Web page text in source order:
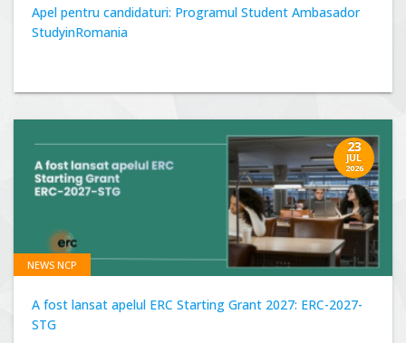
Apel pentru candidaturi: Programul Student Ambasador
StudyinRomania
23
JUL
2026
NEWS NCP
A fost lansat apelul ERC Starting Grant 2027: ERC-2027-
STG